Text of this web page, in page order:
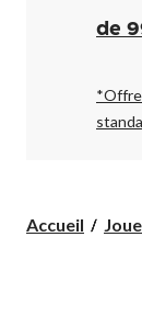
de
*Offre
Accueil